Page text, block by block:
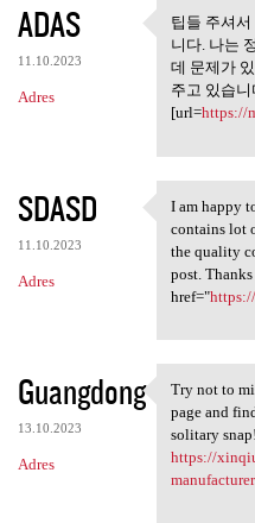
ADAS
11.10.2023
Adres
팁들 주
모두 훌
팁들 주셔
니다. 나는
데 문제가
주고 있습
[url=https://
SDASD
11.10.2023
Adres
I am
I am happy
contains lot
the quality
post.
href="
Guangdong
13.10.2023
Adres
Try not to
Try not to
page and
solitary snap!
https://